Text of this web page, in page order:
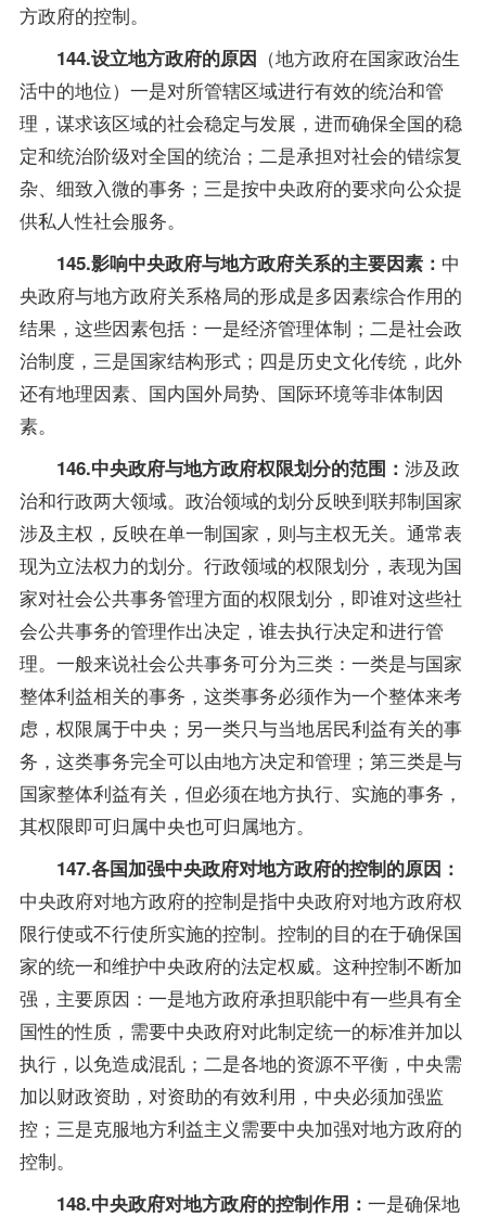
方政府的控制。
144.设立地方政府的原因 （地方政府在国家政治生
活中的地位）一是对所管辖区域进行有效的统治和管
理，谋求该区域的社会稳定与发展，进而确保全国的稳
定和统治阶级对全国的统治；二是承担对社会的错综复
杂、细致入微的事务；三是按中央政府的要求向公众提
供私人性社会服务。
145.影响中央政府与地方政府关系的主要因素： 中
央政府与地方政府关系格局的形成是多因素综合作用的
结果，这些因素包括：一是经济管理体制；二是社会政
治制度，三是国家结构形式；四是历史文化传统，此外
还有地理因素、国内国外局势、国际环境等非体制因
素。
146.中央政府与地方政府权限划分的范围： 涉及政
治和行政两大领域。政治领域的划分反映到联邦制国家
涉及主权，反映在单一制国家，则与主权无关。通常表
现为立法权力的划分。行政领域的权限划分，表现为国
家对社会公共事务管理方面的权限划分，即谁对这些社
会公共事务的管理作出决定，谁去执行决定和进行管
理。一般来说社会公共事务可分为三类：一类是与国家
整体利益相关的事务，这类事务必须作为一个整体来考
虑，权限属于中央；另一类只与当地居民利益有关的事
务，这类事务完全可以由地方决定和管理；第三类是与
国家整体利益有关，但必须在地方执行、实施的事务，
其权限即可归属中央也可归属地方。
147.各国加强中央政府对地方政府的控制的原因：
中央政府对地方政府的控制是指中央政府对地方政府权
限行使或不行使所实施的控制。控制的目的在于确保国
家的统一和维护中央政府的法定权威。这种控制不断加
强，主要原因：一是地方政府承担职能中有一些具有全
国性的性质，需要中央政府对此制定统一的标准并加以
执行，以免造成混乱；二是各地的资源不平衡，中央需
加以财政资助，对资助的有效利用，中央必须加强监
控；三是克服地方利益主义需要中央加强对地方政府的
控制。
148.中央政府对地方政府的控制作用： 一是确保地